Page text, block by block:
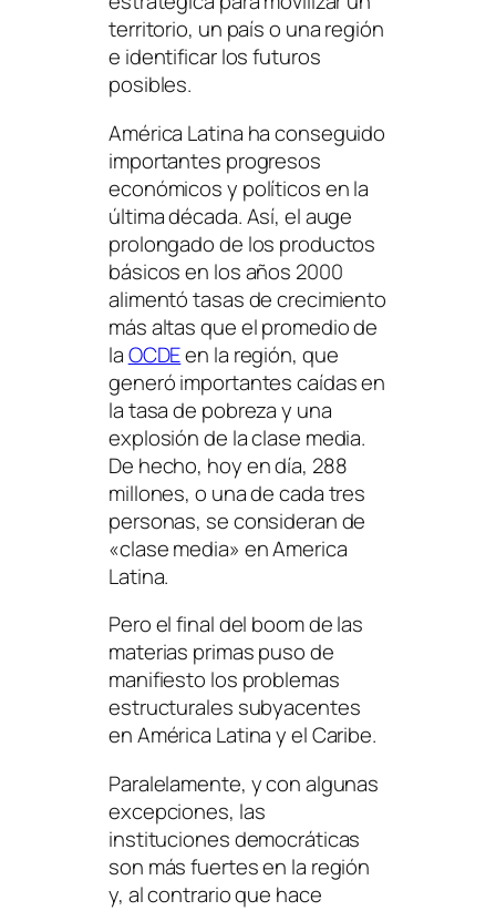
territorio, un país o una región
e identificar los futuros
posibles.
América Latina ha conseguido
importantes progresos
económicos y políticos en la
última década. Así, el auge
prolongado de los productos
básicos en los años 2000
alimentó tasas de crecimiento
más altas que el promedio de
laOCDEen la región, que
generó importantes caídas en
la tasa de pobreza y una
explosión de la clase media.
De hecho, hoy en día, 288
millones, o una de cada tres
personas, se consideran de
«clase media» en America
Latina.
Pero el final del boom de las
materias primas puso de
manifiesto los problemas
estructurales subyacentes
en América Latina y el Caribe.
Paralelamente, y con algunas
excepciones, las
instituciones democráticas
son más fuertes en la región
y, al contrario que hace